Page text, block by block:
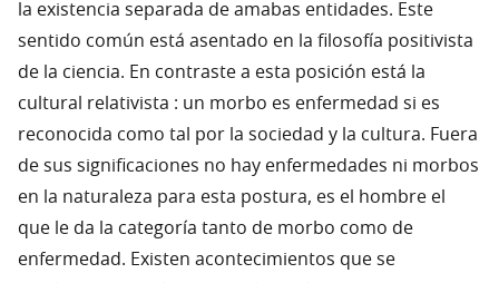
la existencia separada de amabas entidades. Este
sentido común está asentado en la filosofía positivista
de la ciencia. En contraste a esta posición está la
cultural relativista : un morbo es enfermedad si es
reconocida como tal por la sociedad y la cultura. Fuera
de sus significaciones no hay enfermedades ni morbos
en la naturaleza para esta postura, es el hombre el
que le da la categoría tanto de morbo como de
enfermedad. Existen acontecimientos que se